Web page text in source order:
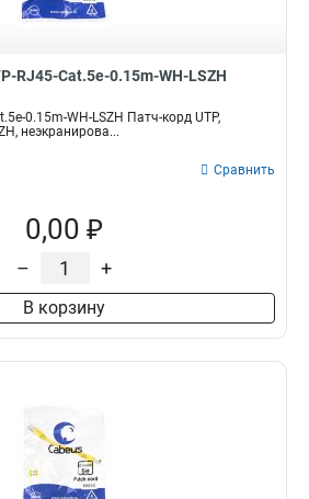
RJ45-Cat.5e-0.15m-WH-LSZH
0.15m-WH-LSZH Патч-корд UTP,
неэкранирова...
Сравнить
0,00 ₽
– +
В корзину